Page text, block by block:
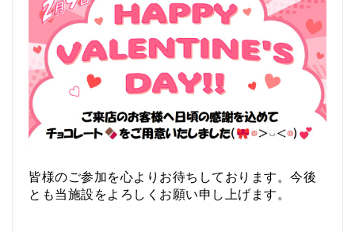
皆様のご参加を心よりお待ちしております。今後
とも当施設をよろしくお願い申し上げます。